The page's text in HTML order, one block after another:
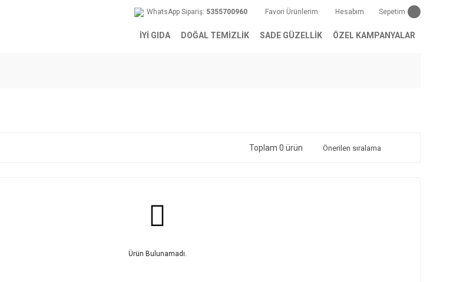
WhatsApp Sipariş: 5355700960 Favori Ürünlerim Hesabım Sepetim
İYİ GIDA DOĞAL TEMİZLİK SADE GÜZELLİK ÖZEL KAMPANYALAR
Toplam 0 ürün
Ürün Bulunamadı.